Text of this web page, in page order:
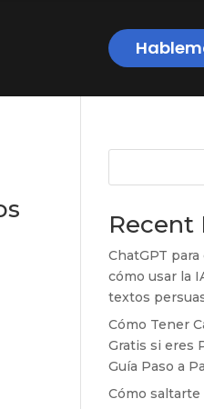
Recent
ChatGPT
cómo usar la
textos
Cómo Tener
Gratis si eres
Guía Paso a
Cómo